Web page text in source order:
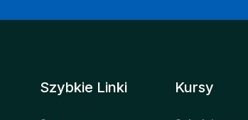
Szybkie Linki Kursy